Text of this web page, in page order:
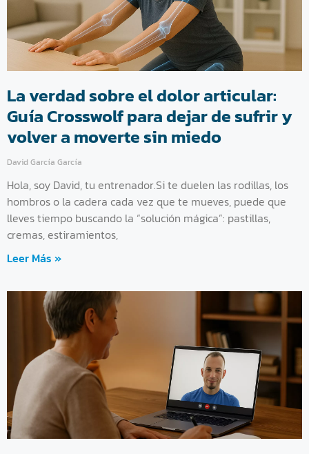
La verdad sobre el dolor articular:
Guía Crosswolf para dejar de sufrir y
volver a moverte sin miedo
David García García
Hola, soy David, tu entrenador.Si te duelen las rodillas, los
hombros o la cadera cada vez que te mueves, puede que
lleves tiempo buscando la “solución mágica”: pastillas,
cremas, estiramientos,
Leer Más »